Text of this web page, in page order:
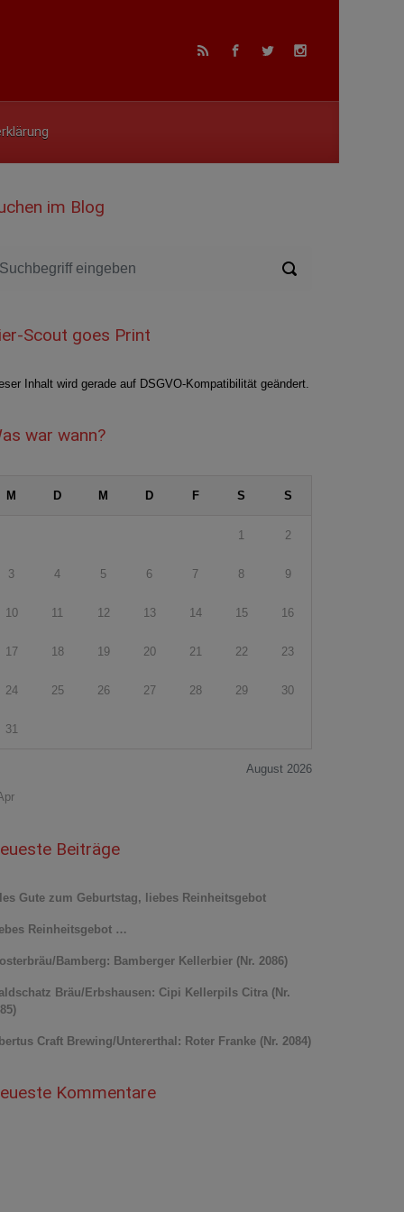
im Blog
Scout goes Print
Inhalt wird gerade auf DSGVO-Kompatibilität geändert.
war wann?
August 2026
M D M D F S S
1 2
3 4 5 6 7 8 9
10 11 12 13 14 15 16
17 18 19 20 21 22 23
24 25 26 27 28 29 30
31
Beiträge
Gute zum Geburtstag, liebes Reinheitsgebot
Reinheitsgebot …
Bamberg: Bamberger Kellerbier (Nr. 2086)
Bräu/Erbshausen: Cipi Kellerpils Citra (Nr.
Craft Brewing/Untererthal: Roter Franke (Nr. 2084)
Kommentare